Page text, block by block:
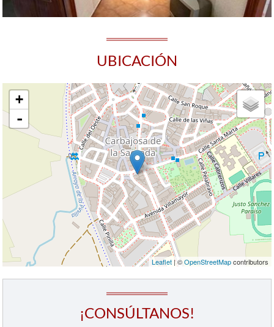
UBICACIÓN
+
-
Leaflet| ©OpenStreetMapcontributors
¡CONSÚLTANOS!